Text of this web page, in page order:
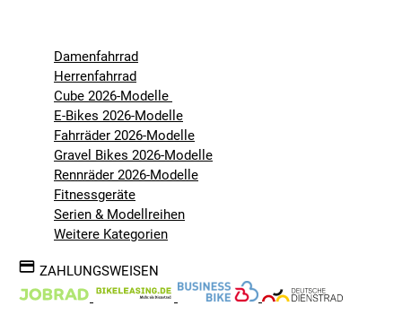
Damenfahrrad
Herrenfahrrad
Cube 2026-Modelle
E-Bikes 2026-Modelle
Fahrräder 2026-Modelle
Gravel Bikes 2026-Modelle
Rennräder 2026-Modelle
Fitnessgeräte
Serien & Modellreihen
Weitere Kategorien
ZAHLUNGSWEISEN